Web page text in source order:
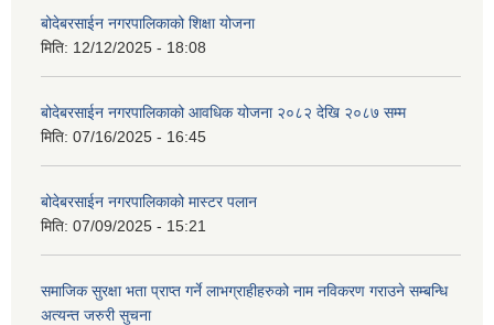
बोदेबरसाईन नगरपालिकाको शिक्षा योजना
मिति: 12/12/2025 - 18:08
बोदेबरसाईन नगरपालिकाको आवधिक योजना २०८२ देखि २०८७ सम्म
मिति: 07/16/2025 - 16:45
बोदेबरसाईन नगरपालिकाको मास्टर पलान
मिति: 07/09/2025 - 15:21
समाजिक सुरक्षा भता प्राप्त गर्ने लाभग्राहीहरुको नाम नविकरण गराउने सम्बन्धि
अत्यन्त जरुरी सुचना